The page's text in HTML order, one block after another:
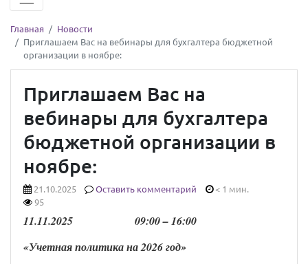
Главная
Новости
Приглашаем Вас на вебинары для бухгалтера бюджетной
организации в ноябре:
Приглашаем Вас на
вебинары для бухгалтера
бюджетной организации в
ноябре:
21.10.2025 Оставить комментарий
< 1 мин.
95
11.11.2025 09:00 –16:00
«Учетная политика на 2026 год»